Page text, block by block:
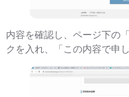
内容を確認し、ページ下の
クを入れ、「この内容で申